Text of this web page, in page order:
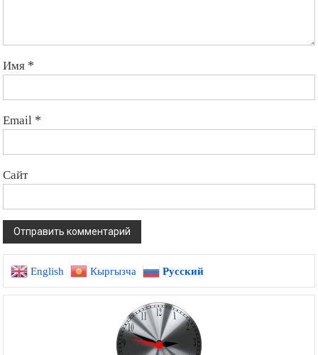
Имя *
Email *
Сайт
English Кыргызча Русский